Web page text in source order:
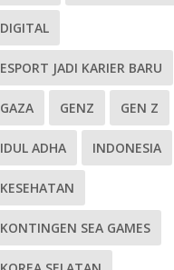
DIGITAL
ESPORT JADI KARIER BARU
GAZA GENZ GEN Z
IDUL ADHA INDONESIA
KESEHATAN
KONTINGEN SEA GAMES